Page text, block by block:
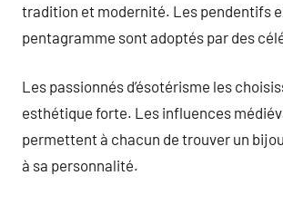
tradition et modernité. Les pendentifs
pentagramme sont adoptés par des
Les passionnés d’ésotérisme les
esthétique forte. Les influences
permettent à chacun de trouver un
à sa personnalité.